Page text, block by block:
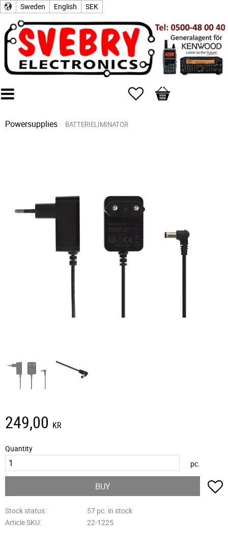
Sweden English SEK
Favorites
Basket
Powersupplies BATTERIELIMINATOR
249,00 KR
Quantity
pc.
BUY
Stock status
57 pc. in stock
Article SKU
22-1225